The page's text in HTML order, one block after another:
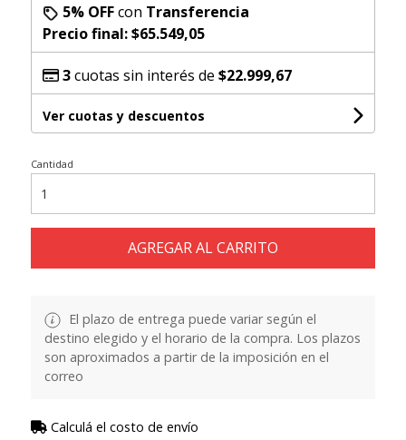
5% OFFcon Transferencia
Precio final:$65.549,05
3cuotas sin interés de $22.999,67
Ver cuotas y descuentos
Cantidad
AGREGAR AL CARRITO
El plazo de entrega puede variar según el
destino elegido y el horario de la compra. Los plazos
son aproximados a partir de la imposición en el
correo
Calculá el costo de envío